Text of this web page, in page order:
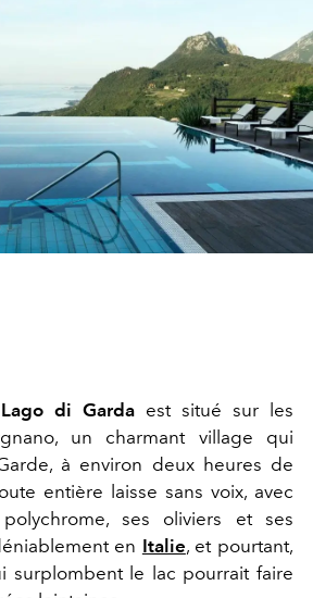
di Garda est situé sur les
un charmant village qui
à environ deux heures de
entière laisse sans voix, avec
ses oliviers et ses
en Italie, et pourtant,
surplombent le lac pourrait faire